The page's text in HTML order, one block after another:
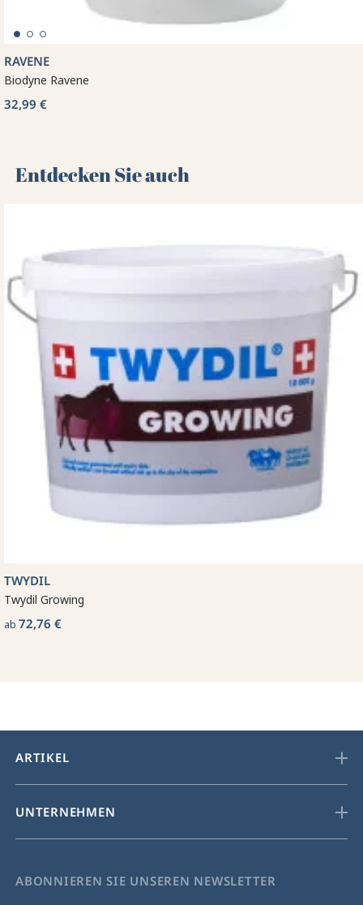
RAVENE
Biodyne Ravene
32,99 €
Entdecken Sie auch 🌻
TWYDIL
Twydil Growing
ab 72,76 €
ARTIKEL
UNTERNEHMEN
ABONNIEREN SIE UNSEREN NEWSLETTER